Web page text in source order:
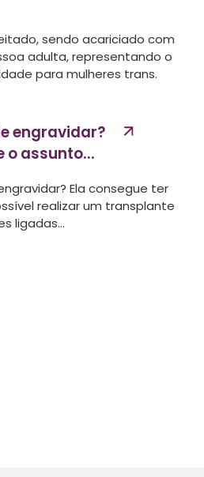
engravidar?
o assunto...
Ela consegue ter
realizar um transplante
ligadas...